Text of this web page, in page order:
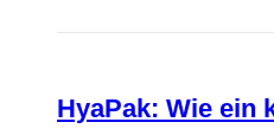
HyaPak: Wie ein